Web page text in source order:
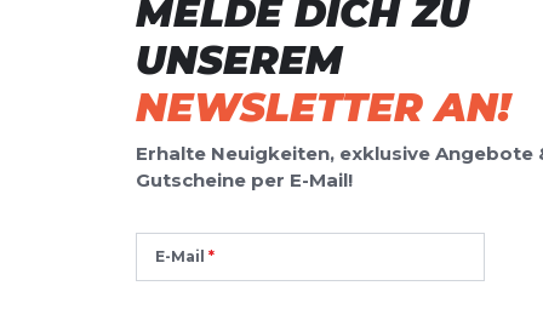
MELDE DICH ZU
UNSEREM
NEWSLETTER AN!
Erhalte Neuigkeiten, exklusive Angebote
Gutscheine per E-Mail!
E-Mail